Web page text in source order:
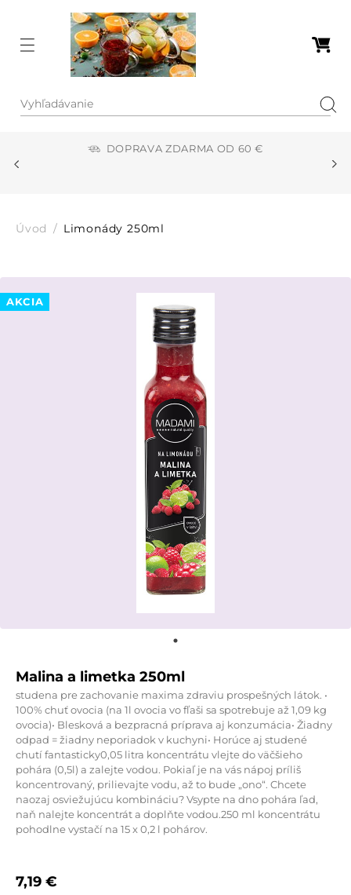
Vyhľadávanie
DOPRAVA ZDARMA OD 60 €
Menu
Úvod Limonády 250ml
Malina a limetka 250ml
studena pre zachovanie maxima zdraviu prospešných látok. •
100% chuť ovocia (na 1l ovocia vo fľaši sa spotrebuje až 1,09 kg
ovocia)• Blesková a bezpracná príprava aj konzumácia• Žiadny
odpad = žiadny neporiadok v kuchyni• Horúce aj studené
chutí fantasticky0,05 litra koncentrátu vlejte do väčšieho
pohára (0,5l) a zalejte vodou. Pokiaľ je na vás nápoj príliš
koncentrovaný, prilievajte vodu, až to bude „ono“. Chcete
naozaj osviežujúcu kombináciu? Vsypte na dno pohára ľad,
naň nalejte koncentrát a doplňte vodou.250 ml koncentrátu
pohodlne vystačí na 15 x 0,2 l pohárov.
AKCIA
7,19 €